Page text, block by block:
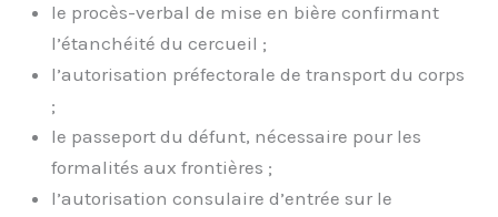
le procès-verbal de mise en bière confirmant
l’étanchéité du cercueil ;
l’autorisation préfectorale de transport du corps
;
le passeport du défunt, nécessaire pour les
formalités aux frontières ;
l’autorisation consulaire d’entrée sur le